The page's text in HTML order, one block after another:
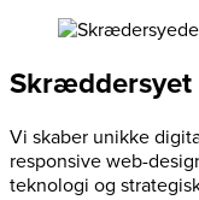
Skræddersyet
Vi skaber unikke
responsive web-
teknologi og